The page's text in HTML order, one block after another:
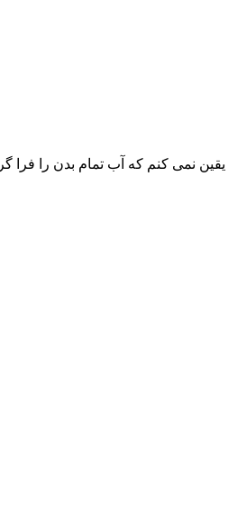
نمی کنم که آب تمام بدن را فرا